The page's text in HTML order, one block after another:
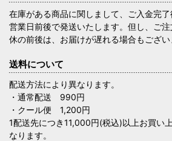
在庫がある商品に関しまして、ご入金完
営業日前後で発送いたします。但し、ご
休の前後は、お届けが遅れる場合もござい
送料について
配送方法により異なります。
・通常配送 990円
・クール便 1,200円
1配送先につき11,000円(税込)以上お買い
なります。